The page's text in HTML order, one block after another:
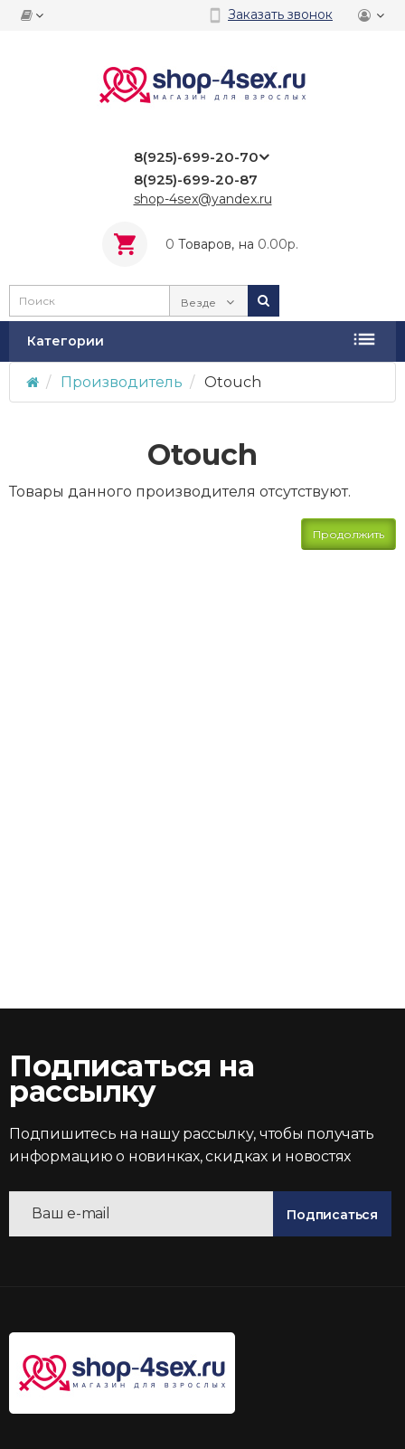
Заказать звонок
8(925)-699-20-70
8(925)-699-20-87
shop-4sex@yandex.ru
0 Tоваров, на 0.00р.
Везде
Категории
Производитель Otouch
Otouch
Товары данного производителя отсутствуют.
Продолжить
Подписаться на
рассылку
Подпишитесь на нашу рассылку, чтобы получать
информацию о новинках, скидках и новостях
Подписаться